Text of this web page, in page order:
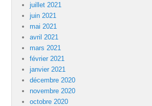
juillet 2021
juin 2021
mai 2021
avril 2021
mars 2021
février 2021
janvier 2021
décembre 2020
novembre 2020
octobre 2020